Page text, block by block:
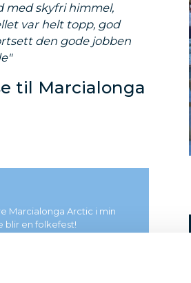
med skyfri himmel,
var helt topp, god
den gode jobben
til Marcialonga
Marcialonga Arctic i min
blir en folkefest!